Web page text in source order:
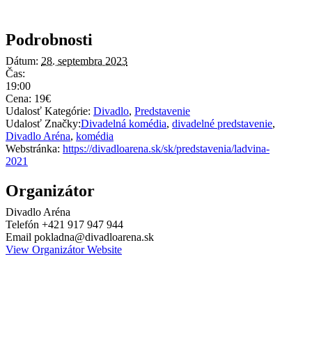
Podrobnosti
Dátum: 28. septembra 2023
Čas:
19:00
Cena: 19€
Udalosť Kategórie: Divadlo, Predstavenie
Udalosť Značky:Divadelná komédia, divadelné predstavenie,
Divadlo Aréna, komédia
Webstránka: https://divadloarena.sk/sk/predstavenia/ladvina-
2021
Organizátor
Divadlo Aréna
Telefón +421 917 947 944
Email pokladna@divadloarena.sk
View Organizátor Website